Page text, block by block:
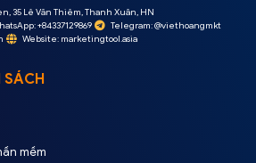
35 Lê Văn Thiêm, Thanh Xuân, HN
+84337129869
Telegram: @viethoangmkt
Website: marketingtool.asia
SÁCH
mềm